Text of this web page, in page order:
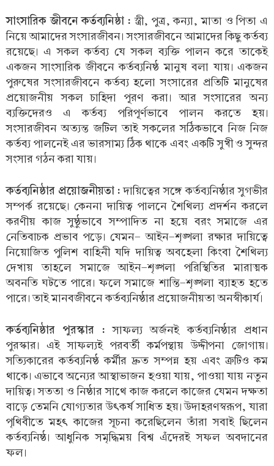
সাংসারিক জীবনে কর্তব্যনিষ্ঠা : স্ত্রী, পুত্র, কন্যা, মাতা ও পিতা এ
নিয়ে আমাদের সংসারজীবন। সংসারজীবনে আমাদের কিছু কর্তব্য
রয়েছে। এ সকল কর্তব্য যে সকল ব্যক্তি পালন করে তাকেই
একজন সাংসারিক জীবনে কর্তব্যনিষ্ঠ মানুষ বলা যায়। একজন
পুরুষের সংসারজীবনে কর্তব্য হলো সংসারের প্রতিটি মানুষের
প্রয়োজনীয় সকল চাহিদা পূরণ করা। আর সংসারের অন্য
ব্যক্তিদেরও এ কর্তব্য পরিপূর্ণভাবে পালন করতে হয়।
সংসারজীবন অত্যন্ত জটিল তাই সকলের সঠিকভাবে নিজ নিজ
কর্তব্য পালনেই এর ভারসাম্য ঠিক থাকে এবং একটি সুখী ও সুন্দর
সংসার গঠন করা যায়।
কর্তব্যনিষ্ঠার প্রয়োজনীয়তা :দায়িত্বের সঙ্গে কর্তব্যনিষ্ঠার সুগভীর
সম্পর্ক রয়েছে। কেননা দায়িত্ব পালনে শৈথিল্য প্রদর্শন করলে
করণীয় কাজ সুষ্ঠুভাবে সম্পাদিত না হয়ে বরং সমাজে এর
নেতিবাচক প্রভাব পড়ে। যেমন- আইন-শৃঙ্খলা রক্ষার দায়িত্বে
নিয়োজিত পুলিশ বাহিনী যদি দায়িত্ব অবহেলা কিংবা শৈথিল্য
দেখায় তাহলে সমাজে আইন-শৃঙ্খলা পরিস্থিতির মারাত্মক
অবনতি ঘটতে পারে। ফলে সমাজে শান্তি-শৃঙ্খলা ব্যাহত হতে
পারে। তাই মানবজীবনে কর্তব্যনিষ্ঠার প্রয়োজনীয়তা অনস্বীকার্য।
কর্তব্যনিষ্ঠার পুরস্কার :সাফল্য অর্জনই কর্তব্যনিষ্ঠার প্রধান
পুরস্কার। এই সাফল্যই পরবর্তী কর্মপন্থায় উদ্দীপনা জোগায়।
সত্যিকারের কর্তব্যনিষ্ঠ কর্মীর দ্রুত সম্পন্ন হয় এবং ত্রুটিও কম
থাকে। এভাবে অন্যের আস্থাভাজন হওয়া যায়, পাওয়া যায় নতুন
দায়িত্ব। সততা ও নিষ্ঠার সাথে কাজ করলে কাজের যেমন দক্ষতা
বাড়ে তেমনি যোগ্যতার উৎকর্ষ সাধিত হয়। উদাহরণস্বরূপ, যারা
পৃথিবীতে মহৎ কাজের সূচনা করেছিলেন তাঁরা সবাই ছিলেন
কর্তব্যনিষ্ঠ। আধুনিক সমৃদ্ধিময় বিশ্ব এঁদেরই সফল অবদানের
ফল।